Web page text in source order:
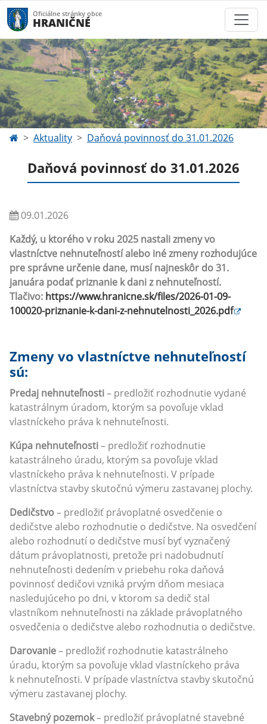
Oficiálne stránky obce
HRANIČNÉ
Aktuality Daňová povinnosť do 31.01.2026
Daňová povinnosť do 31.01.2026
09.01.2026
Každý, u ktorého v roku 2025 nastali zmeny vo
vlastníctve nehnuteľností alebo iné zmeny rozhodujúce
pre správne určenie dane, musí najneskôr do 31.
januára podať priznanie k dani z nehnuteľností.
Tlačivo: https://www.hranicne.sk/files/2026-01-09-
100020-priznanie-k-dani-z-nehnutelnosti_2026.pdf
Zmeny vo vlastníctve nehnuteľností
sú:
Predaj nehnuteľnosti– predložiť rozhodnutie vydané
katastrálnym úradom, ktorým sa povoľuje vklad
vlastníckeho práva k nehnuteľnosti.
Kúpa nehnuteľnosti– predložiť rozhodnutie
katastrálneho úradu, ktorým sa povoľuje vklad
vlastníckeho práva k nehnuteľnosti. V prípade
vlastníctva stavby skutočnú výmeru zastavanej plochy.
Dedičstvo– predložiť právoplatné osvedčenie o
dedičstve alebo rozhodnutie o dedičstve. Na osvedčení
alebo rozhodnutí o dedičstve musí byť vyznačený
dátum právoplatnosti, pretože pri nadobudnutí
nehnuteľnosti dedením v priebehu roka daňová
povinnosť dedičovi vzniká prvým dňom mesiaca
nasledujúceho po dni, v ktorom sa dedič stal
vlastníkom nehnuteľnosti na základe právoplatného
osvedčenia o dedičstve alebo rozhodnutia o dedičstve.
Darovanie– predložiť rozhodnutie katastrálneho
úradu, ktorým sa povoľuje vklad vlastníckeho práva
k nehnuteľnosti. V prípade vlastníctva stavby skutočnú
výmeru zastavanej plochy.
Stavebný pozemok– predložiť právoplatné stavebné